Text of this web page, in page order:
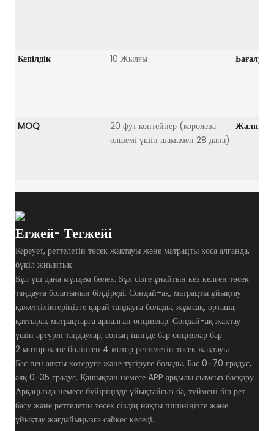
Кепілдік 10 Жылғы Бағалу
MOQ
20 фут контейнер (королева
өлшемі үшін шамамен 28 дана)
Жалпы
Егжей- Тегжейі
Кереует, реттелетін төсек жақтауы және матрацты қоса алғанда,
бүкіл жиынтық.
Бұл үш дана мүлдем бөлек. Бұл сізге ұнайтын кез келген төсек
таңдауға болатынын білдіреді. Сондай-ақ, матрацты ұйықтау
қажеттіліктеріңізге қарай таңдауға болады, жұмсақ, орташа,
қаттырақ матрацтарға арналған опциялар. Сондай-ақ жақтау
үшін әртүрлі таңдаулар, соның ішінде бар опциялар бар
2 мотор және бөлінген 4 мотор реттелетін төсек жақтауы
Бас пен аяқты көтеруге және түсіруге болады. Бас 0-70 градус,
аяқ 0-35 градус. Қашықтан немесе APP арқылы сымсыз басқару
Арқаңызда немесе бүйіріңізде ұйықтайсыз ба, түймені бір рет
басу және реттелетін төсек сіздің нақты пішініңізге және
ұйықтау жағдайыңызға сәйкес келеді.